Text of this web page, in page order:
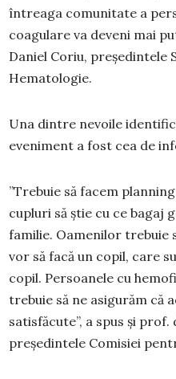
întreaga comunitate a
coagulare va deveni mai
Daniel Coriu, președintele
Hematologie.
Una dintre nevoile
eveniment a fost cea de
”Trebuie să facem
cupluri să știe cu ce bagaj
familie. Oamenilor trebuie
vor să facă un copil, care
copil. Persoanele cu
trebuie să ne asigurăm că
satisfăcute”, a spus și
președintele Comisiei